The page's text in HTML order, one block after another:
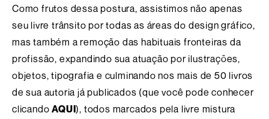
Como frutos dessa postura, assistimos não apenas
seu livre trânsito por todas as áreas do design gráfico,
mas também a remoção das habituais fronteiras da
profissão, expandindo sua atuação por ilustrações,
objetos, tipografia e culminando nos mais de 50 livros
de sua autoria já publicados (que você pode conhecer
clicandoAQUI), todos marcados pela livre mistura